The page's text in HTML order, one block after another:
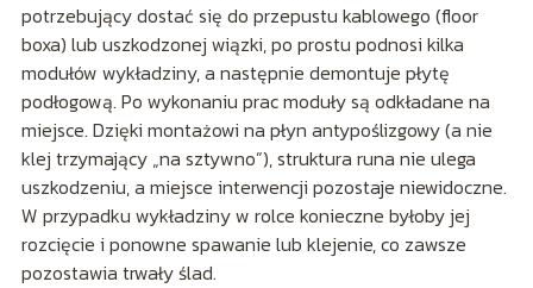
potrzebujący dostać się do przepustu kablowego (floor
boxa) lub uszkodzonej wiązki, po prostu podnosi kilka
modułów wykładziny, a następnie demontuje płytę
podłogową. Po wykonaniu prac moduły są odkładane na
miejsce. Dzięki montażowi na płyn antypoślizgowy (a nie
klej trzymający „na sztywno”), struktura runa nie ulega
uszkodzeniu, a miejsce interwencji pozostaje niewidoczne.
W przypadku wykładziny w rolce konieczne byłoby jej
rozcięcie i ponowne spawanie lub klejenie, co zawsze
pozostawia trwały ślad.